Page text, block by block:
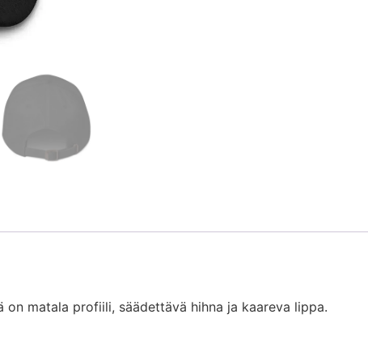
on matala profiili, säädettävä hihna ja kaareva lippa.